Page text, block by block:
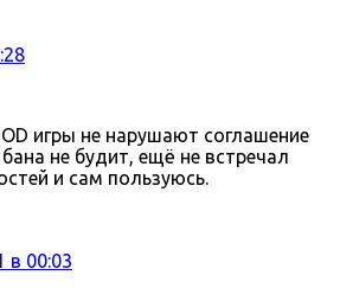
игры не нарушают соглашение
не будит, ещё не встречал
и сам пользуюсь.
в 00:03